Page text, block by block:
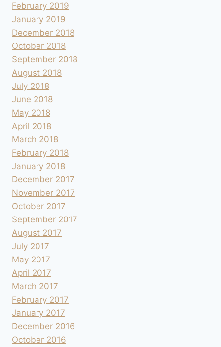
February 2019
January 2019
December 2018
October 2018
September 2018
August 2018
July 2018
June 2018
May 2018
April 2018
March 2018
February 2018
January 2018
December 2017
November 2017
October 2017
September 2017
August 2017
July 2017
May 2017
April 2017
March 2017
February 2017
January 2017
December 2016
October 2016